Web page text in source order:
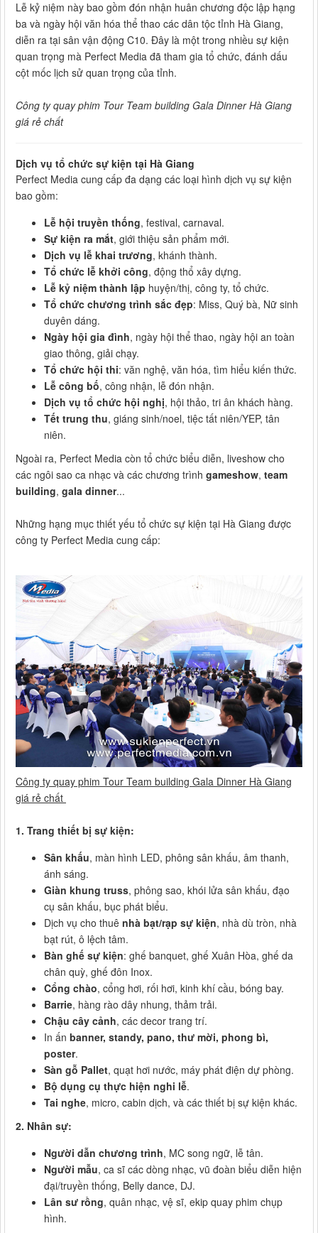
Lễ kỷ niệm này bao gồm đón nhận huân chương độc lập hạng
ba và ngày hội văn hóa thể thao các dân tộc tỉnh Hà Giang,
diễn ra tại sân vận động C10. Đây là một trong nhiều sự kiện
quan trọng mà Perfect Media đã tham gia tổ chức, đánh dấu
cột mốc lịch sử quan trọng của tỉnh.
Công ty quay phim Tour Team building Gala Dinner Hà Giang
giá rẻ chất
Dịch vụ tổ chức sự kiện tại Hà Giang
Perfect Media cung cấp đa dạng các loại hình dịch vụ sự kiện
bao gồm:
Lễ hội truyền thống, festival, carnaval.
Sự kiện ra mắt, giới thiệu sản phẩm mới.
Dịch vụ lễ khai trương, khánh thành.
Tổ chức lễ khởi công, động thổ xây dựng.
Lễ kỷ niệm thành lập huyện/thị, công ty, tổ chức.
Tổ chức chương trình sắc đẹp: Miss, Quý bà, Nữ sinh
duyên dáng.
Ngày hội gia đình, ngày hội thể thao, ngày hội an toàn
giao thông, giải chạy.
Tổ chức hội thi: văn nghệ, văn hóa, tìm hiểu kiến thức.
Lễ công bố, công nhận, lễ đón nhận.
Dịch vụ tổ chức hội nghị, hội thảo, tri ân khách hàng.
Tết trung thu, giáng sinh/noel, tiệc tất niên/YEP, tân
niên.
Ngoài ra, Perfect Media còn tổ chức biểu diễn, liveshow cho
các ngôi sao ca nhạc và các chương trình gameshow, team
building, gala dinner...
Những hạng mục thiết yếu tổ chức sự kiện tại Hà Giang được
công ty Perfect Media cung cấp:
Công ty quay phim Tour Team building Gala Dinner Hà Giang
giá rẻ chất
1. Trang thiết bị sự kiện:
Sân khấu, màn hình LED, phông sân khấu, âm thanh,
ánh sáng.
Giàn khung truss, phông sao, khói lửa sân khấu, đạo
cụ sân khấu, bục phát biểu.
Dịch vụ cho thuê nhà bạt/rạp sự kiện, nhà dù tròn, nhà
bạt rút, ô lệch tâm.
Bàn ghế sự kiện: ghế banquet, ghế Xuân Hòa, ghế da
chân quỳ, ghế đôn Inox.
Cổng chào, cổng hơi, rối hơi, kinh khí cầu, bóng bay.
Barrie, hàng rào dây nhung, thảm trải.
Chậu cây cảnh, các decor trang trí.
In ấn banner, standy, pano, thư mời, phong bì,
poster.
Sàn gỗ Pallet, quạt hơi nước, máy phát điện dự phòng.
Bộ dụng cụ thực hiện nghi lễ.
Tai nghe, micro, cabin dịch, và các thiết bị sự kiện khác.
2. Nhân sự:
Người dẫn chương trình, MC song ngữ, lễ tân.
Người mẫu, ca sĩ các dòng nhạc, vũ đoàn biểu diễn hiện
đại/truyền thống, Belly dance, DJ.
Lân sư rồng, quân nhạc, vệ sĩ, ekip quay phim chụp
hình.